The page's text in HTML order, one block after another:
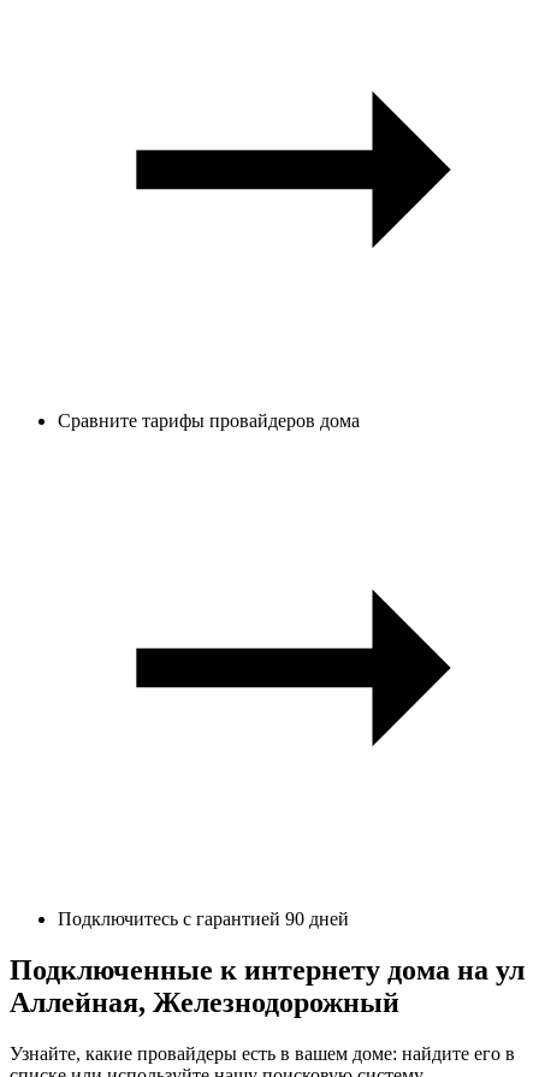
Сравните тарифы провайдеров дома
Подключитесь с гарантией 90 дней
Подключенные к интернету дома на ул
Аллейная, Железнодорожный
Узнайте, какие провайдеры есть в вашем доме: найдите его в